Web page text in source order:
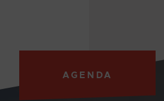
AGENDA